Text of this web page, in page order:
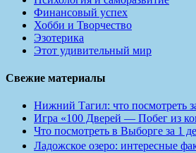
Финансовый успех
Хобби и Творчество
Эзотерика
Этот удивительный мир
Свежие материалы
Нижний Тагил: что посмотреть
Игра «100 Дверей — Побег из
Что посмотреть в Выборге за 1
Ладожское озеро: интересные